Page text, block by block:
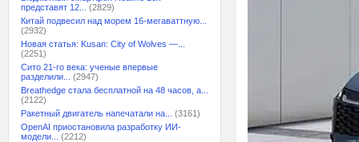
представят 12...
(2829)
Китай подвесил над морем 16-мегаваттную...
(2932)
Новая статья: Kusan: City of Wolves —...
(2251)
Сито 21-го века: ученые впервые
разделили...
(2947)
Breathedge стала бесплатной на 48 часов, а...
(2122)
Ракетный двигатель напечатали на...
(3161)
OpenAI приостановила разработку ИИ-
модели...
(2212)